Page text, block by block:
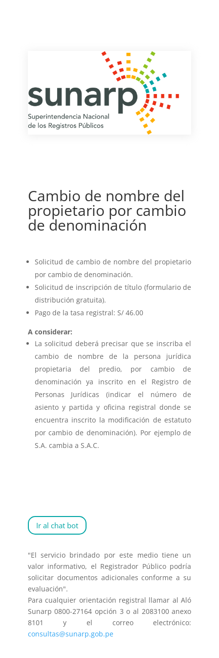
Cambio de nombre del
propietario por cambio
de denominación
Solicitud de cambio de nombre del propietario
por cambio de denominación.
Solicitud de inscripción de título (formulario de
distribución gratuita).
Pago de la tasa registral: S/ 46.00
A considerar:
La solicitud deberá precisar que se inscriba el
cambio de nombre de la persona jurídica
propietaria del predio, por cambio de
denominación ya inscrito en el Registro de
Personas Jurídicas (indicar el número de
asiento y partida y oficina registral donde se
encuentra inscrito la modificación de estatuto
por cambio de denominación). Por ejemplo de
S.A. cambia a S.A.C.
Ir al chat bot
"El servicio brindado por este medio tiene un
valor informativo, el Registrador Público podría
solicitar documentos adicionales conforme a su
evaluación".
Para cualquier orientación registral llamar al Aló
Sunarp 0800-27164 opción 3 o al 2083100 anexo
8101 y el correo electrónico:
consultas@sunarp.gob.pe